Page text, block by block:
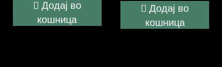
Додај во
кошница
Додај во
кошница